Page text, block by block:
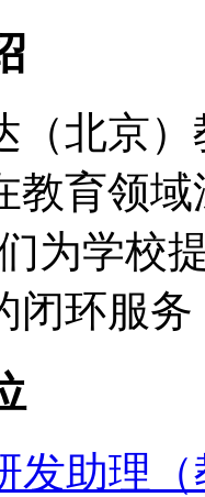
（北京
教育领
为学校
闭环服
发助理（